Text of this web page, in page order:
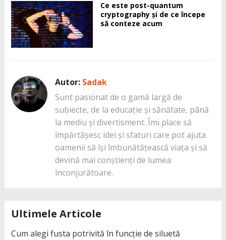
Ce este post-quantum
cryptography și de ce începe
să conteze acum
Autor: Sadak
Sunt pasionat de o gamă largă de
subiecte, de la educație și sănătate, până
la mediu și divertisment. Îmi place să
împărtășesc idei și sfaturi care pot ajuta
oamenii să își îmbunătățească viața și să
devină mai conștienți de lumea
înconjurătoare.
Ultimele Articole
Cum alegi fusta potrivită în funcție de siluetă